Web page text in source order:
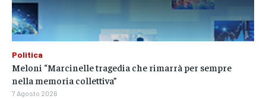
Politica
Meloni “Marcinelle tragedia che rimarrà per sempre
nella memoria collettiva”
7 Agosto 2026